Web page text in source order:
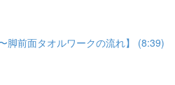
脚前面タオルワークの流れ】 (8:39)